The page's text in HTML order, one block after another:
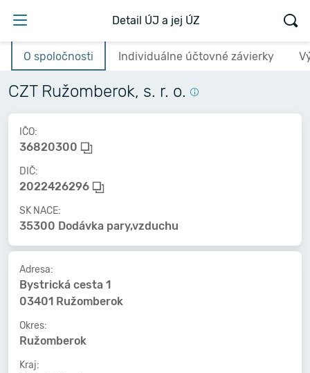
Detail ÚJ a jej ÚZ
O spoločnosti Individuálne účtovné závierky
CZT Ružomberok, s. r. o.
IČO:
36820300
DIČ:
2022426296
SK NACE:
35300 Dodávka pary,vzduchu
Adresa:
Bystrická cesta 1
03401 Ružomberok
Okres:
Ružomberok
Kraj: